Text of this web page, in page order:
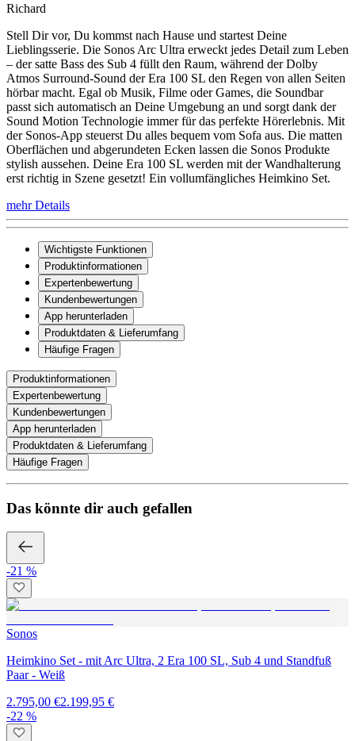
Richard
Stell Dir vor, Du kommst nach Hause und startest Deine
Lieblingsserie. Die Sonos Arc Ultra erweckt jedes Detail zum Leben
– der satte Bass des Sub 4 füllt den Raum, während der Dolby
Atmos Surround-Sound der Era 100 SL den Regen von allen Seiten
hörbar macht. Egal ob Musik, Filme oder Games, die Soundbar
passt sich automatisch an Deine Umgebung an und sorgt dank der
Sound Motion Technologie immer für das perfekte Hörerlebnis. Mit
der Sonos-App steuerst Du alles bequem vom Sofa aus. Die matten
Oberflächen und abgerundeten Ecken lassen die Sonos Produkte
stylish aussehen. Deine Era 100 SL werden mit der Wandhalterung
erst richtig in Szene gesetzt! Ein vollumfängliches Heimkino Set.
mehr Details
Wichtigste Funktionen
Produktinformationen
Expertenbewertung
Kundenbewertungen
App herunterladen
Produktdaten & Lieferumfang
Häufige Fragen
Produktinformationen
Expertenbewertung
Kundenbewertungen
App herunterladen
Produktdaten & Lieferumfang
Häufige Fragen
Das könnte dir auch gefallen
-21 %
Sonos
Heimkino Set - mit Arc Ultra, 2 Era 100 SL, Sub 4 und Standfuß
Paar - Weiß
2.795,00 €2.199,95 €
-22 %